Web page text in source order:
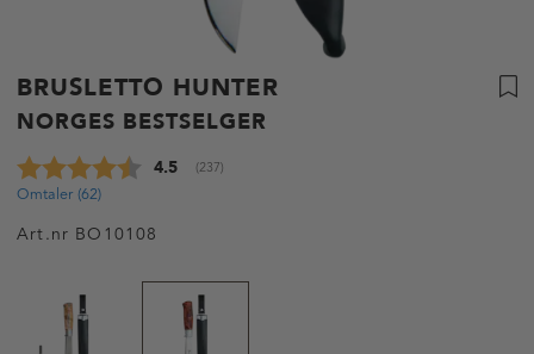
BRUSLETTO HUNTER
NORGES BESTSELGER
Gjennomsnittskarakter:
4.5 (stemmer:
237
Omtaler (62)
Art.nr BO10108